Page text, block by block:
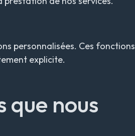
personnalisées. Ces fonctions
explicite.
que nous